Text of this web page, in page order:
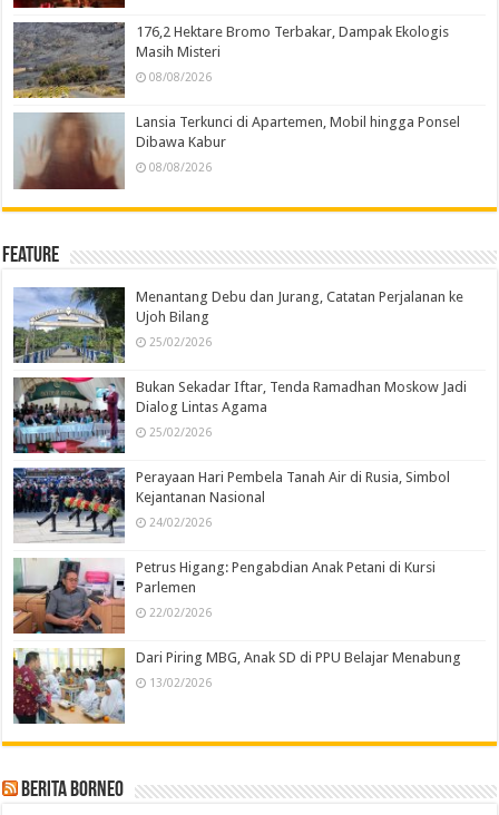
176,2 Hektare Bromo Terbakar, Dampak Ekologis
Masih Misteri
08/08/2026
Lansia Terkunci di Apartemen, Mobil hingga Ponsel
Dibawa Kabur
08/08/2026
Feature
Menantang Debu dan Jurang, Catatan Perjalanan ke
Ujoh Bilang
25/02/2026
Bukan Sekadar Iftar, Tenda Ramadhan Moskow Jadi
Dialog Lintas Agama
25/02/2026
Perayaan Hari Pembela Tanah Air di Rusia, Simbol
Kejantanan Nasional
24/02/2026
Petrus Higang: Pengabdian Anak Petani di Kursi
Parlemen
22/02/2026
Dari Piring MBG, Anak SD di PPU Belajar Menabung
13/02/2026
Berita Borneo